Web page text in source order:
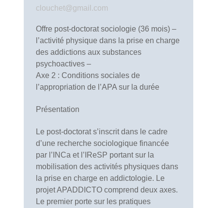
clouchet@gmail.com
Offre post-doctorat sociologie (36 mois) –
l’activité physique dans la prise en charge
des addictions aux substances
psychoactives –
Axe 2 : Conditions sociales de
l’appropriation de l’APA sur la durée
Présentation
Le post-doctorat s’inscrit dans le cadre
d’une recherche sociologique financée
par l’INCa et l’IReSP portant sur la
mobilisation des activités physiques dans
la prise en charge en addictologie. Le
projet APADDICTO comprend deux axes.
Le premier porte sur les pratiques